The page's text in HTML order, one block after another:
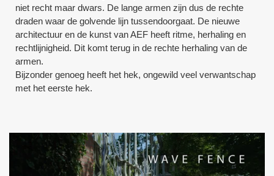
niet recht maar dwars. De lange armen zijn dus de rechte
draden waar de golvende lijn tussendoorgaat. De nieuwe
architectuur en de kunst van AEF heeft ritme, herhaling en
rechtlijnigheid. Dit komt terug in de rechte herhaling van de
armen.
Bijzonder genoeg heeft het hek, ongewild veel verwantschap
met het eerste hek.